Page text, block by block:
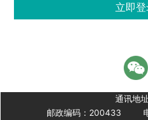
立即
通讯地址
邮政编码：200433